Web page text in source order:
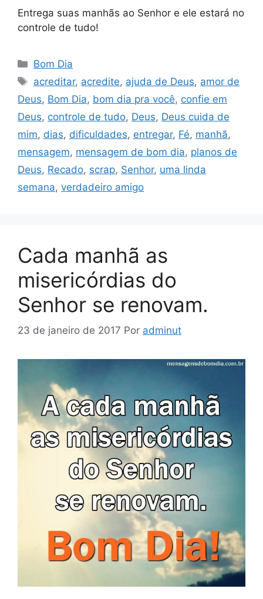
Entrega suas manhãs ao Senhor e ele estará no
controle de tudo!
Categorias
Bom Dia
Tags
acreditar, acredite, ajuda de Deus, amor de
Deus, Bom Dia, bom dia pra você, confie em
Deus, controle de tudo, Deus, Deus cuida de
mim, dias, dificuldades, entregar, Fé, manhã,
mensagem, mensagem de bom dia, planos de
Deus, Recado, scrap, Senhor, uma linda
semana, verdadeiro amigo
Cada manhã as
misericórdias do
Senhor se renovam.
23 de janeiro de 2017 Por adminut